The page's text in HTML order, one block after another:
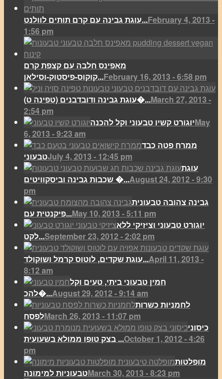
עוגת גבינה עם קרם תותים לוולנט...February 4, 2013 -
1:56 pm
מאפינס חלבה עם קצפת קרם
קוקוס-פיסטוק-וסילאן...February 16, 2013 - 6:58 pm
(עוגת גבינה ודובדבנים (טפינה ט�...March 27, 2013 -
2:54 pm
יוגורט קשיו טבעוני וקל להכנהMay
6, 2013 - 9:23 am
ממרח פטה כבד
טבעוניJuly 4, 2013 - 12:45 pm
עוגת
שכבות גבינה וביסקוויטים �...August 24, 2012 - 9:30
pm
גבינה צהובה טבעונית
פיקנטית עם...May 10, 2013 - 5:11 pm
יוגורט טבעוני וציזיקי ללא
לקט...September 23, 2012 - 2:02 pm
עוגת שקדים, לוטוס קרמל ושוקולד...April 11, 2013 -
8:12 am
חמין טבעוני ביתי, טעים וקל
להכ�...August 29, 2012 - 9:14 am
לחמניות כשרות
לפסחMarch 26, 2013 - 11:07 pm
כיסוני
בצק טופו ממולא בשעועית ...October 1, 2012 - 4:26
pm
מופלטות
טבעוניות למימונהMarch 30, 2013 - 8:23 pm